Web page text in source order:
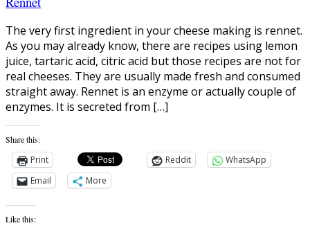
The very first ingredient in your cheese making is rennet.
As you may already know, there are recipes using lemon
juice, tartaric acid, citric acid but those recipes are not for
real cheeses. They are usually made fresh and consumed
straight away. Rennet is an enzyme or actually couple of
enzymes. It is secreted from […]
Share this:
Print Reddit
WhatsApp
Email
More
Like this: